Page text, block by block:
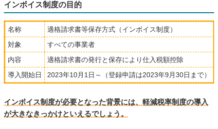
インボイス制度の目的
名称
適格請求書等保存方式（インボイス制度）
対象
すべての事業者
内容
適格請求書の発行と保存により仕入税額控除
導入開始日
2023年10月1日～（登録申請は2023年9月30日まで）
インボイス制度が必要となった背景には、軽減税率制度の導入
が大きなきっかけといえるでしょう。